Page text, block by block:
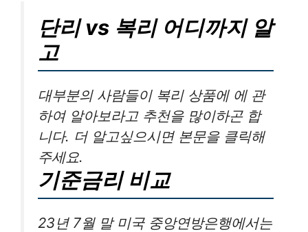
단리 vs 복리 어디까지 알
고
대부분의 사람들이 복리 상품에 에 관
하여 알아보라고 추천을 많이하곤 합
니다. 더 알고싶으시면 본문을 클릭해
주세요.
기준금리 비교
23년 7월 말 미국 중앙연방은행에서는